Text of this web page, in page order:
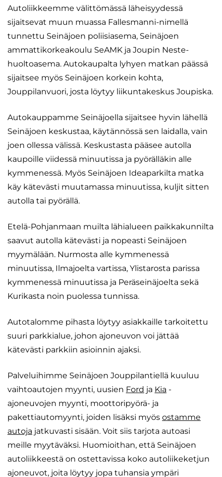
Autoliikkeemme välittömässä läheisyydessä
sijaitsevat muun muassa Fallesmanni-nimellä
tunnettu Seinäjoen poliisiasema, Seinäjoen
ammattikorkeakoulu SeAMK ja Joupin Neste-
huoltoasema. Autokaupalta lyhyen matkan päässä
sijaitsee myös Seinäjoen korkein kohta,
Jouppilanvuori, josta löytyy liikuntakeskus Joupiska.
Autokauppamme Seinäjoella sijaitsee hyvin lähellä
Seinäjoen keskustaa, käytännössä sen laidalla, vain
joen ollessa välissä. Keskustasta pääsee autolla
kaupoille viidessä minuutissa ja pyörälläkin alle
kymmenessä. Myös Seinäjoen Ideaparkilta matka
käy kätevästi muutamassa minuutissa, kuljit sitten
autolla tai pyörällä.
Etelä-Pohjanmaan muilta lähialueen paikkakunnilta
saavut autolla kätevästi ja nopeasti Seinäjoen
myymälään. Nurmosta alle kymmenessä
minuutissa, Ilmajoelta vartissa, Ylistarosta parissa
kymmenessä minuutissa ja Peräseinäjoelta sekä
Kurikasta noin puolessa tunnissa.
Autotalomme pihasta löytyy asiakkaille tarkoitettu
suuri parkkialue, johon ajoneuvon voi jättää
kätevästi parkkiin asioinnin ajaksi.
Palveluihimme Seinäjoen Jouppilantiellä kuuluu
vaihtoautojen myynti, uusien Ford ja Kia -
ajoneuvojen myynti, moottoripyörä- ja
pakettiautomyynti, joiden lisäksi myös ostamme
autoja jatkuvasti sisään. Voit siis tarjota autoasi
meille myytäväksi. Huomioithan, että Seinäjoen
autoliikkeestä on ostettavissa koko autoliikeketjun
ajoneuvot, joita löytyy jopa tuhansia ympäri